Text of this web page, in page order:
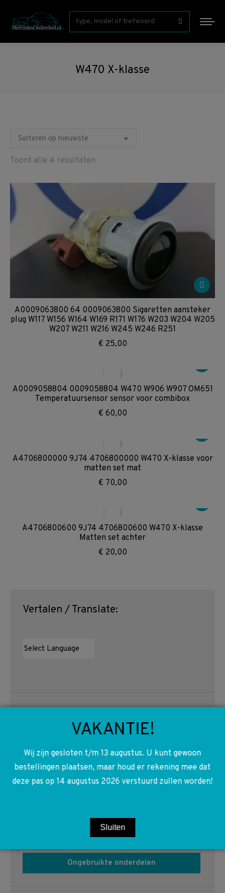
Zoeken:
W470 X-klasse
Toont alle 4 resultaten
A0009063800 64 0009063800 Sigaretten aansteker
plug W117 W156 W164 W169 R171 W176 W203 W204 W205
W207 W211 W216 W245 W246 R251
€ 25,00
A0009058804 0009058804 W470 W906 W907 OM651
Temperatuursensor sensor voor combibox
€ 60,00
A4706800000 9J74 4706800000 W470 X-klasse voor
matten set mat
€ 70,00
A4706800600 9J74 4706800600 W470 X-klasse
Matten set achter
€ 20,00
Vertalen / Translate:
Productcategorieën
Gebruikte onderdelen
Ongebruikte onderdelen
VAKANTIE!
Wij zijn gesloten t/m 13 augustus. U kunt gewoon
bestellingen plaatsen, maar houd er rekening mee dat
deze pas op 14 augustus 2026 verstuurd zullen worden!
Sluiten